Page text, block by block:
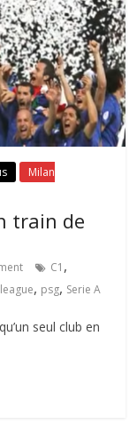
Milan
train de
C1 ,
, psg, Serie A
seul club en